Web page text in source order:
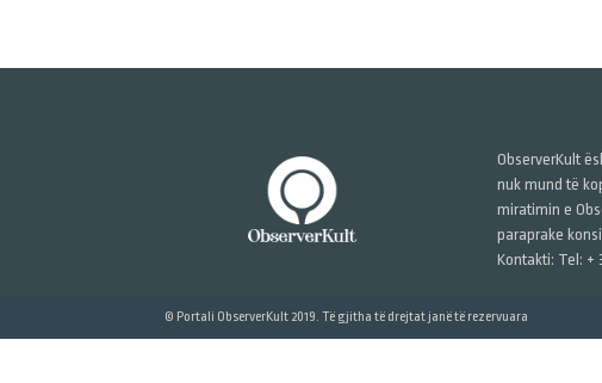
ObserverKult
nuk mund të
miratimin e
paraprake
Kontakti: Tel: +
© Portali ObserverKult 2019. Të gjitha të drejtat janë të rezervuara